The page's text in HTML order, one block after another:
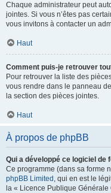
Chaque administrateur peut
jointes. Si vous n’êtes pas
vous invitons à contacter un
Haut
Comment puis-je retrouver
Pour retrouver la liste des
vous rendre dans le panneau
la section des pièces jointes.
Haut
À propos de phpBB
Qui a développé ce logiciel de
Ce programme (dans sa forme
phpBB Limited , qui en est le
la « Licence Publique